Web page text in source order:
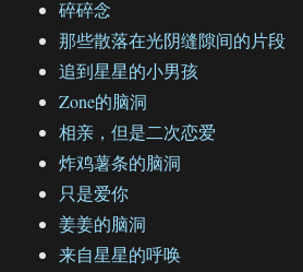
碎碎念
那些散落在光阴缝隙间的片段
追到星星的小男孩
Zone的脑洞
相亲，但是二次恋爱
炸鸡薯条的脑洞
只是爱你
姜姜的脑洞
来自星星的呼唤